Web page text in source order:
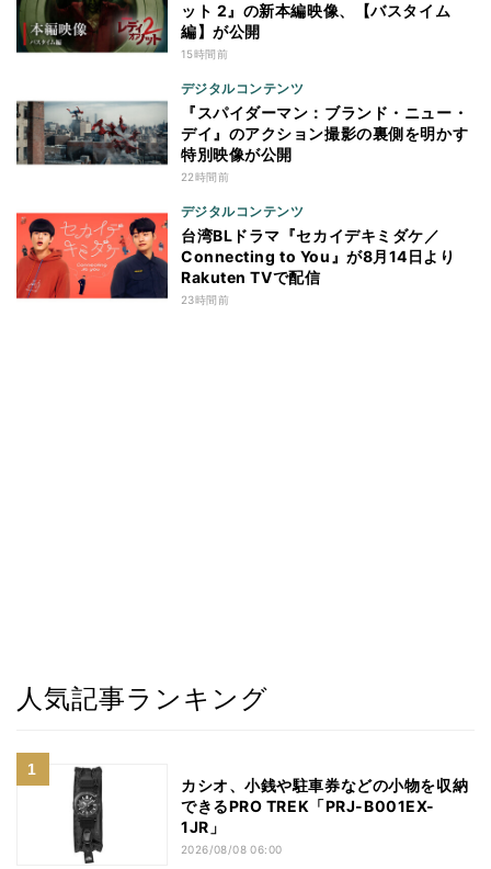
ット 2』の新本編映像、【バスタイム
編】が公開
15時間前
デジタルコンテンツ
『スパイダーマン：ブランド・ニュー・
デイ』のアクション撮影の裏側を明かす
特別映像が公開
22時間前
デジタルコンテンツ
台湾BLドラマ『セカイデキミダケ／
Connecting to You』が8月14日より
Rakuten TVで配信
23時間前
人気記事ランキング
カシオ、小銭や駐車券などの小物を収納
できるPRO TREK「PRJ-B001EX-
1JR」
2026/08/08 06:00